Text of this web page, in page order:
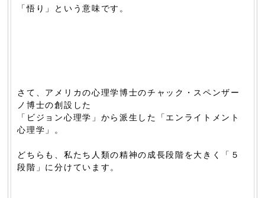
「悟り」という意味です。
さて、アメリカの心理学博士のチャック・スペンザー
ノ博士の創設した
「ビジョン心理学」から派生した「エンライトメント
心理学」。
どちらも、私たち人類の精神の成長段階を大きく「５
段階」に分けています。